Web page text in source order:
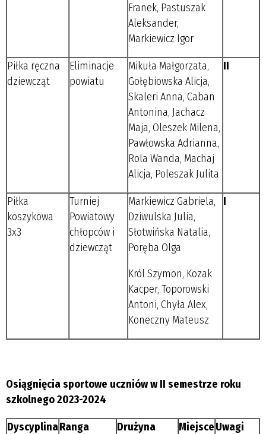
Franek, Pastuszak
Aleksander,
Markiewicz Igor
Piłka ręczna
dziewcząt
Eliminacje
powiatu
Mikuła Małgorzata,
Gołębiowska Alicja,
Skaleri Anna, Caban
Antonina, Jachacz
Maja, Oleszek Milena,
Pawłowska Adrianna,
Rola Wanda, Machaj
Alicja, Poleszak Julita
II
Piłka
koszykowa
3x3
Turniej
Powiatowy
chłopców i
dziewcząt
Markiewicz Gabriela,
Dziwulska Julia,
Słotwińska Natalia,
Poręba Olga
Król Szymon, Kozak
Kacper, Toporowski
Antoni, Chyła Alex,
Koneczny Mateusz
I
Osiągnięcia sportowe uczniów w II semestrze roku
szkolnego 2023-2024
DyscyplinaRanga Drużyna MiejsceUwagi